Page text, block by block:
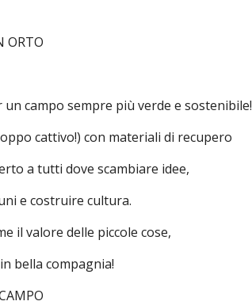
ORTO
campo sempre più verde e sostenibile!
cattivo!) con materiali di recupero
a tutti dove scambiare idee,
e costruire cultura.
il valore delle piccole cose,
bella compagnia!